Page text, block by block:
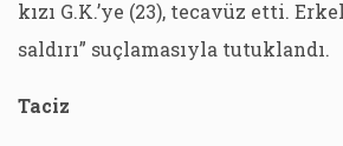
kızı G.K.’ye (23), tecavüz etti.
saldırı” suçlamasıyla tutuklandı.
Taciz